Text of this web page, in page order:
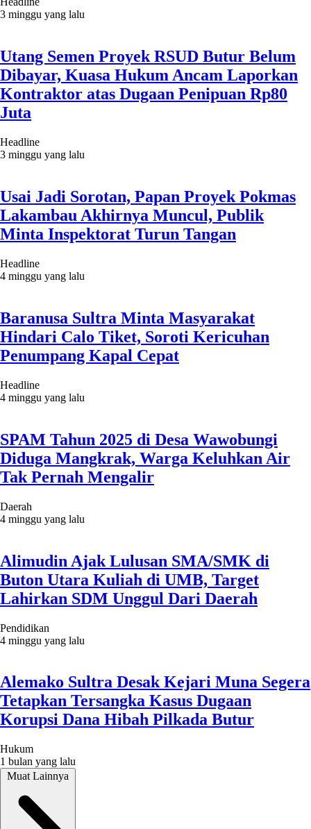
3 minggu yang lalu
Utang Semen Proyek RSUD Butur Belum
Dibayar, Kuasa Hukum Ancam Laporkan
Kontraktor atas Dugaan Penipuan Rp80
Juta
Headline
3 minggu yang lalu
Usai Jadi Sorotan, Papan Proyek Pokmas
Lakambau Akhirnya Muncul, Publik
Minta Inspektorat Turun Tangan
Headline
4 minggu yang lalu
Baranusa Sultra Minta Masyarakat
Hindari Calo Tiket, Soroti Kericuhan
Penumpang Kapal Cepat
Headline
4 minggu yang lalu
SPAM Tahun 2025 di Desa Wawobungi
Diduga Mangkrak, Warga Keluhkan Air
Tak Pernah Mengalir
Daerah
4 minggu yang lalu
Alimudin Ajak Lulusan SMA/SMK di
Buton Utara Kuliah di UMB, Target
Lahirkan SDM Unggul Dari Daerah
Pendidikan
4 minggu yang lalu
Alemako Sultra Desak Kejari Muna Segera
Tetapkan Tersangka Kasus Dugaan
Korupsi Dana Hibah Pilkada Butur
Hukum
1 bulan yang lalu